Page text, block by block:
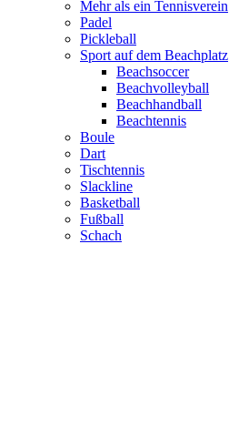
Mehr als ein Tennisverein
Padel
Pickleball
Sport auf dem Beachplatz
Beachsoccer
Beachvolleyball
Beachhandball
Beachtennis
Boule
Dart
Tischtennis
Slackline
Basketball
Fußball
Schach